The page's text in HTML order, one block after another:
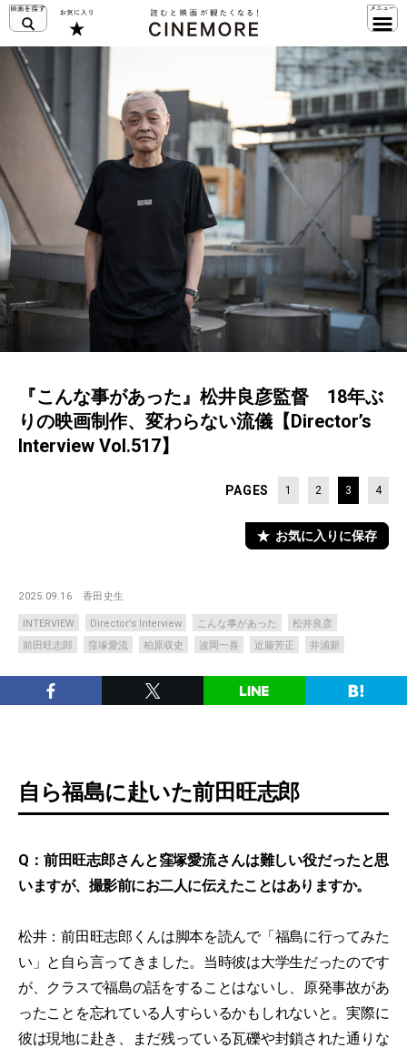
『こんな事があった』松井良彦監督 18年ぶ
りの映画制作、変わらない流儀【Director’s
Interview Vol.517】
PAGES 1 2 3 4
お気に入りに保存
2025.09.16 香田史生
INTERVIEW Director’s Interview こんな事があった
松井良彦
前田旺志郎
窪塚愛流 柏原収史 波岡一喜 近藤芳正 井浦新
自ら福島に赴いた前田旺志郎
Q：前田旺志郎さんと窪塚愛流さんは難しい役だったと思
いますが、撮影前にお二人に伝えたことはありますか。
松井：前田旺志郎くんは脚本を読んで「福島に行ってみた
い」と自ら言ってきました。当時彼は大学生だったのです
が、クラスで福島の話をすることはないし、原発事故があ
ったことを忘れている人すらいるかもしれないと。実際に
彼は現地に赴き、まだ残っている瓦礫や封鎖された通りな